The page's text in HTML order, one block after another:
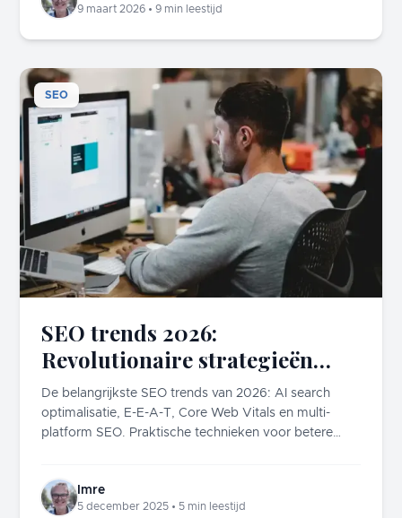
9 maart 2026 •9 min leestijd
SEO
SEO trends 2026:
Revolutionaire strategieën
voor online succes
De belangrijkste SEO trends van 2026: AI search
optimalisatie, E-E-A-T, Core Web Vitals en multi-
platform SEO. Praktische technieken voor betere
Imre
5 december 2025 • 5 min leestijd